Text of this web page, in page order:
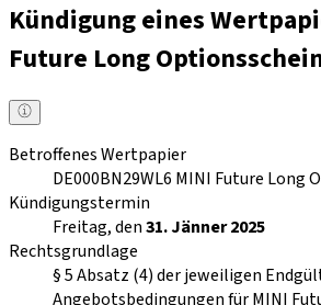
Kündigung eines
Future Long
Betroffenes Wertpapier
DE000BN29WL6 MINI Future Long
Kündigungstermin
Freitag, den31. Jänner 2025
Rechtsgrundlage
§ 5 Absatz (4) der jeweiligen
Angebotsbedingungen für MINI